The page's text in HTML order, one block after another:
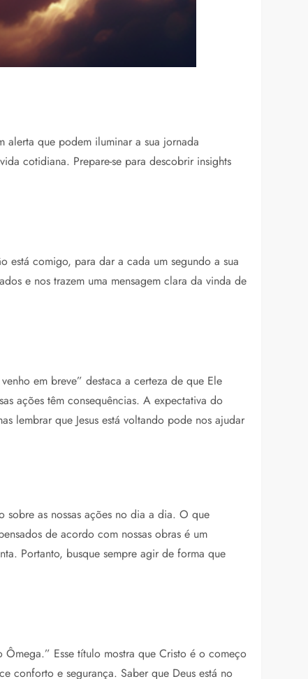
alerta que podem iluminar a sua jornada
cotidiana. Prepare-se para descobrir insights
está comigo, para dar a cada um segundo a sua
e nos trazem uma mensagem clara da vinda de
em breve” destaca a certeza de que Ele
ações têm consequências. A expectativa do
lembrar que Jesus está voltando pode nos ajudar
sobre as nossas ações no dia a dia. O que
de acordo com nossas obras é um
Portanto, busque sempre agir de forma que
Esse título mostra que Cristo é o começo
conforto e segurança. Saber que Deus está no